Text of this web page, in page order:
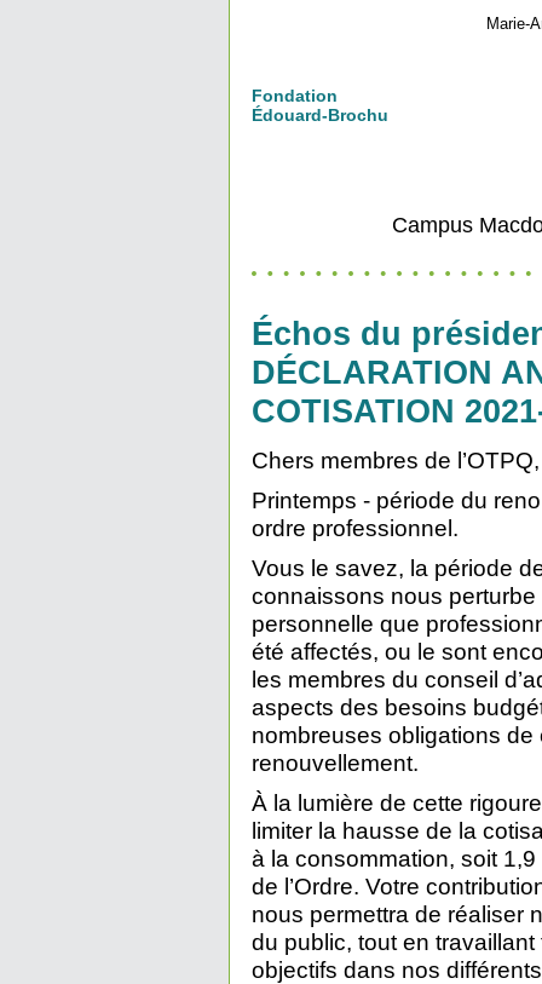
Fondation
Édouard-Brochu
Marie-
Campus
Échos du
DÉCLARATION
COTISATION
Chers membres de l’OTPQ,
Printemps - période du
ordre professionnel.
Vous le savez, la période
connaissons nous
personnelle que
été affectés, ou le sont
les membres du conseil
aspects des besoins
nombreuses obligations
renouvellement.
À la lumière de cette
limiter la hausse de la
à la consommation, soit
de l’Ordre. Votre
nous permettra de réaliser
du public, tout en
objectifs dans nos